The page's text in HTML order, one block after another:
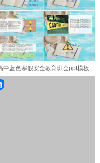
中蓝色寒假安全教育班会ppt模板